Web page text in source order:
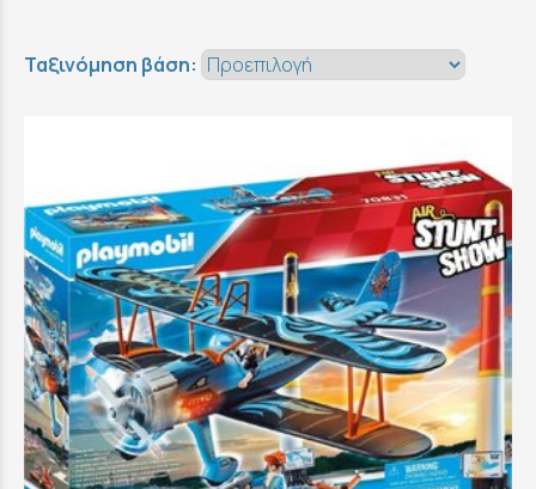
Ταξινόμηση βάση: